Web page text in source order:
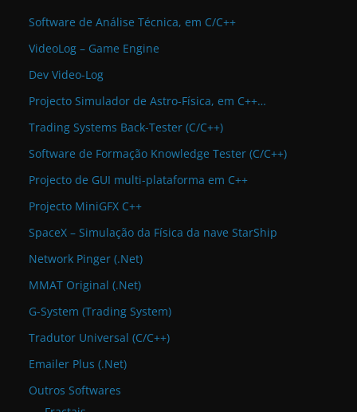
Software de Análise Técnica, em C/C++
VideoLog – Game Engine
Dev Video-Log
Projecto Simulador de Astro-Física, em C++…
Trading Systems Back-Tester (C/C++)
Software de Formação Knowledge Tester (C/C++)
Projecto de GUI multi-plataforma em C++
Projecto MiniGFX C++
SpaceX – Simulação da Física da nave StarShip
Network Pinger (.Net)
MMAT Original (.Net)
G-System (Trading System)
Tradutor Universal (C/C++)
Emailer Plus (.Net)
Outros Softwares